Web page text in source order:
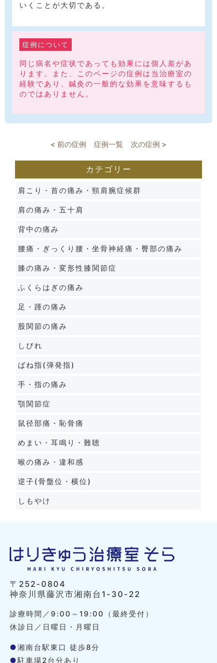
いくことが大切である。
症例について
同じ病名や症状であっても効果には個人差があ
ります。また、このページの症例は当治療室の
経験であり、鍼灸の一般的な効果を意味するも
のではありません。
< 前の症例 症例一覧 次の症例 >
カテゴリー
肩こり・首の痛み・頸肩腕症候群
肩の痛み・五十肩
背中の痛み
腰痛・ぎっくり腰・坐骨神経痛・臀部の痛み
膝の痛み・変形性膝関節症
ふくらはぎの痛み
足・踵の痛み
股関節の痛み
しびれ
ばね指(弾発指)
手・指の痛み
顎関節症
鼠径部痛・恥骨痛
めまい・耳鳴り・難聴
喉の痛み・違和感
逆子(骨盤位・横位)
しもやけ
〒252-0804
神奈川県藤沢市湘南台1-30-22
診療時間／9:00～19:00（最終受付）
休診日／日曜日・月曜日
●湘南台駅東口 徒歩8分
●駐車場2台分あり